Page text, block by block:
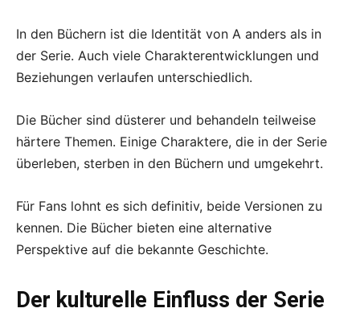
In den Büchern ist die Identität von A anders als in
der Serie. Auch viele Charakterentwicklungen und
Beziehungen verlaufen unterschiedlich.
Die Bücher sind düsterer und behandeln teilweise
härtere Themen. Einige Charaktere, die in der Serie
überleben, sterben in den Büchern und umgekehrt.
Für Fans lohnt es sich definitiv, beide Versionen zu
kennen. Die Bücher bieten eine alternative
Perspektive auf die bekannte Geschichte.
Der kulturelle Einfluss der Serie